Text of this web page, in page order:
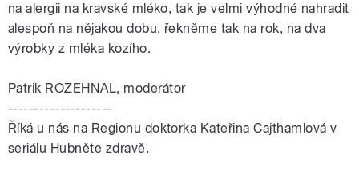
na alergii na kravské mléko, tak je velmi výhodné nahradit
alespoň na nějakou dobu, řekněme tak na rok, na dva
výrobky z mléka kozího.
Patrik ROZEHNAL, moderátor
--------------------
Říká u nás na Regionu doktorka Kateřina Cajthamlová v
seriálu Hubněte zdravě.